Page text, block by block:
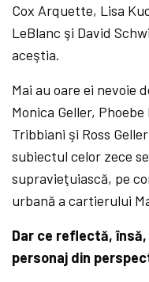
Cox Arquette, Lisa
LeBlanc şi David
aceştia.
Mai au oare ei nevoie
Monica Geller,
Tribbiani şi Ross
subiectul celor zece
supravieţuiască, pe
urbană a cartierului
Dar ce reflectă,
personaj din